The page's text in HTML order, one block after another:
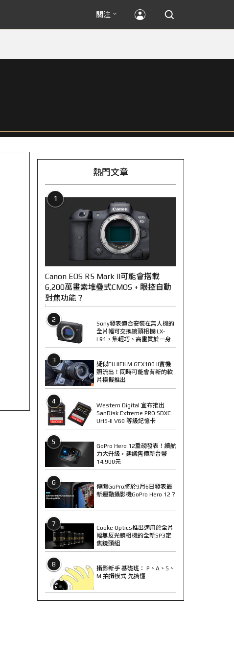
關注
熱門文章
1
Canon EOS R5 Mark II可能會搭載
6,200萬畫素堆疊式CMOS + 眼控自動
對焦功能？
2
Sony發表適合安裝在無人機的
全片幅可交換鏡頭相機ILX-
LR1，集輕巧、高畫質於一身
3
疑似FUJIFILM GFX100 II實機
照流出！同時可能會有新的軟
片模擬推出
4
Western Digital 宣布推出
SanDisk Extreme PRO SDXC
UHS-II V60 等級記憶卡
5
GoPro Hero 12重磅發表！續航
力大升級，建議售價新台幣
14,900元
6
傳聞GoPro將於9月6日發表最
新運動攝影機GoPro Hero 12？
7
Cooke Optics推出適用於全片
幅無反光鏡相機的全新SP3定
焦鏡頭組
8
攝影新手 基礎班： P、A、S、
M 拍攝模式 先搞懂